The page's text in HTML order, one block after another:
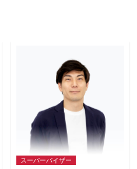
スーパーバイザー